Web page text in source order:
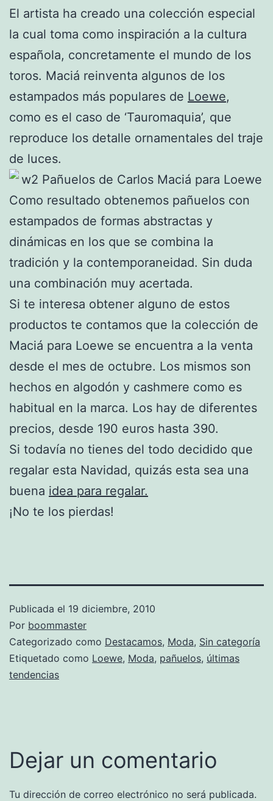
El artista ha creado una colección especial
la cual toma como inspiración a la cultura
española, concretamente el mundo de los
toros. Maciá reinventa algunos de los
estampados más populares de Loewe,
como es el caso de ‘Tauromaquia’, que
reproduce los detalle ornamentales del traje
de luces.
Como resultado obtenemos pañuelos con
estampados de formas abstractas y
dinámicas en los que se combina la
tradición y la contemporaneidad. Sin duda
una combinación muy acertada.
Si te interesa obtener alguno de estos
productos te contamos que la colección de
Maciá para Loewe se encuentra a la venta
desde el mes de octubre. Los mismos son
hechos en algodón y cashmere como es
habitual en la marca. Los hay de diferentes
precios, desde 190 euros hasta 390.
Si todavía no tienes del todo decidido que
regalar esta Navidad, quizás esta sea una
buena idea para regalar.
¡No te los pierdas!
Publicada el 19 diciembre, 2010
Por boommaster
Categorizado como Destacamos, Moda, Sin categoría
Etiquetado como Loewe, Moda, pañuelos, últimas
tendencias
Dejar un comentario
Tu dirección de correo electrónico no será publicada.